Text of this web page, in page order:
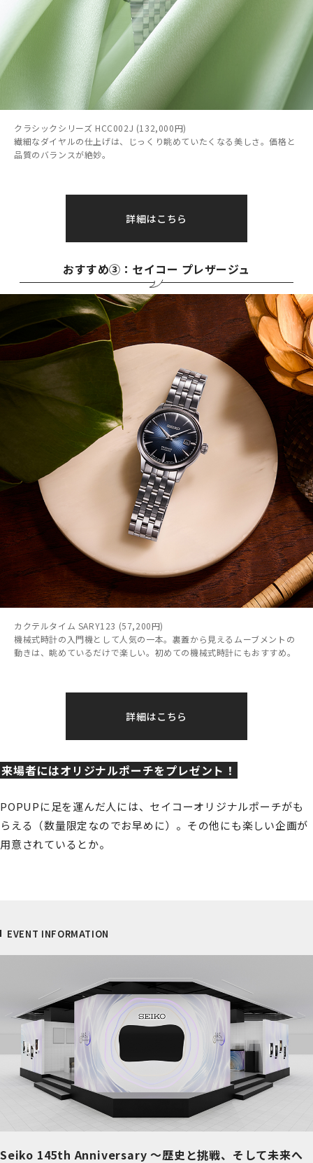
クラシックシリーズ HCC002J (132,000円)
繊細なダイヤルの仕上げは、じっくり眺めていたくなる美しさ。価格と
品質のバランスが絶妙。
詳細はこちら
おすすめ③：セイコー プレザージュ
カクテルタイム SARY123 (57,200円)
機械式時計の入門機として人気の一本。裏蓋から見えるムーブメントの
動きは、眺めているだけで楽しい。初めての機械式時計にもおすすめ。
詳細はこちら
来場者にはオリジナルポーチをプレゼント！
POPUPに足を運んだ人には、セイコーオリジナルポーチがも
らえる（数量限定なのでお早めに）。その他にも楽しい企画が
用意されているとか。
EVENT INFORMATION
Seiko 145th Anniversary ～歴史と挑戦、そして未来へ